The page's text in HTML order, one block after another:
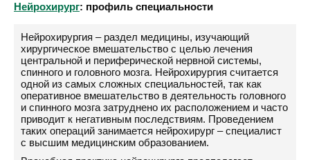
Нейрохирург: профиль специальности
Нейрохирургия – раздел медицины, изучающий
хирургическое вмешательство с целью лечения
центральной и периферической нервной системы,
спинного и головного мозга. Нейрохирургия считается
одной из самых сложных специальностей, так как
оперативное вмешательство в деятельность головного
и спинного мозга затруднено их расположением и часто
приводит к негативным последствиям. Проведением
таких операций занимается нейрохирург – специалист
с высшим медицинским образованием.